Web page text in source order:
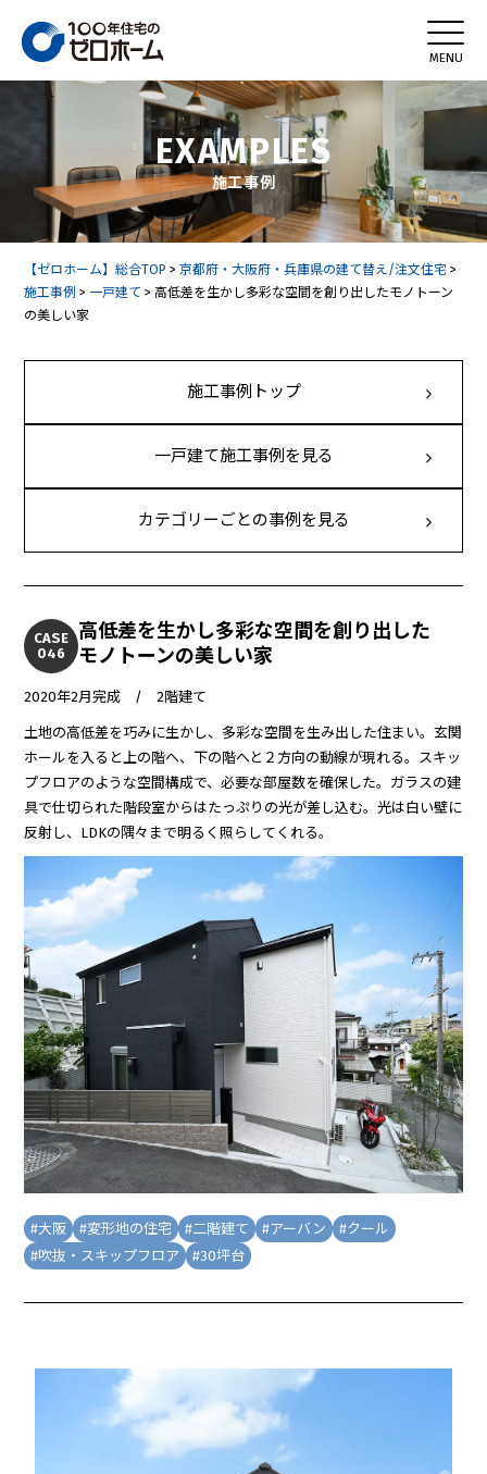
EXAMPLES
施工事例
【ゼロホーム】総合TOP >京都府・大阪府・兵庫県の建て替え/注文住宅 >
施工事例 > 一戸建て >高低差を生かし多彩な空間を創り出したモノトーン
の美しい家
施工事例トップ
一戸建て施工事例を見る
カテゴリーごとの事例を見る
CASE
046
高低差を生かし多彩な空間を創り出した
モノトーンの美しい家
2020年2月完成 / 2階建て
土地の高低差を巧みに生かし、多彩な空間を生み出した住まい。玄関
ホールを入ると上の階へ、下の階へと２方向の動線が現れる。スキッ
プフロアのような空間構成で、必要な部屋数を確保した。ガラスの建
具で仕切られた階段室からはたっぷりの光が差し込む。光は白い壁に
反射し、LDKの隅々まで明るく照らしてくれる。
#大阪 #変形地の住宅 #二階建て #アーバン #クール
#吹抜・スキップフロア #30坪台